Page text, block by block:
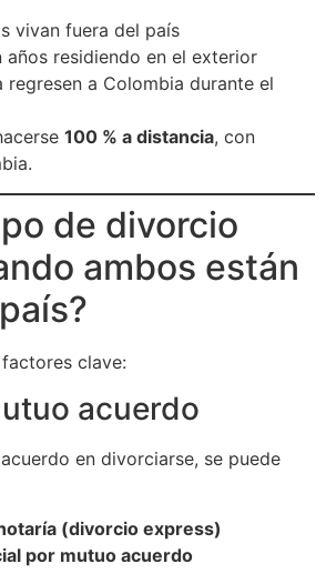
vivan fuera del país
años residiendo en el exterior
regresen a Colombia durante el
100 % a distancia, con
de divorcio
ambos están
clave:
acuerdo
en divorciarse, se puede
(divorcio express)
por mutuo acuerdo